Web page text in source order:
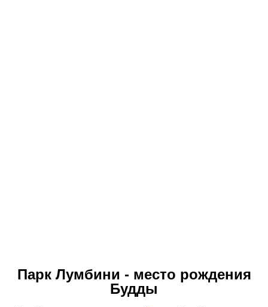
Парк Лумбини - место рождения
Будды